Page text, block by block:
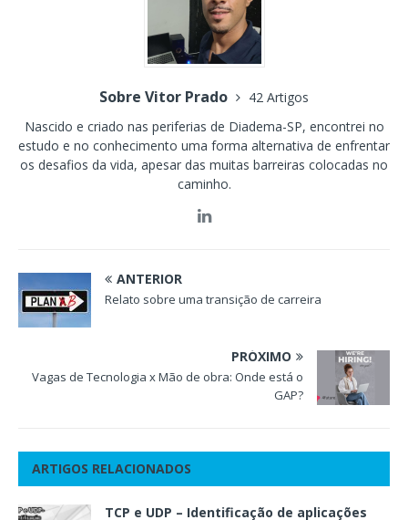
Sobre Vitor Prado
42 Artigos
Nascido e criado nas periferias de Diadema-SP, encontrei no
estudo e no conhecimento uma forma alternativa de enfrentar
os desafios da vida, apesar das muitas barreiras colocadas no
caminho.
ANTERIOR
Relato sobre uma transição de carreira
PRÓXIMO
Vagas de Tecnologia x Mão de obra: Onde está o
GAP?
ARTIGOS RELACIONADOS
TCP e UDP – Identificação de aplicações